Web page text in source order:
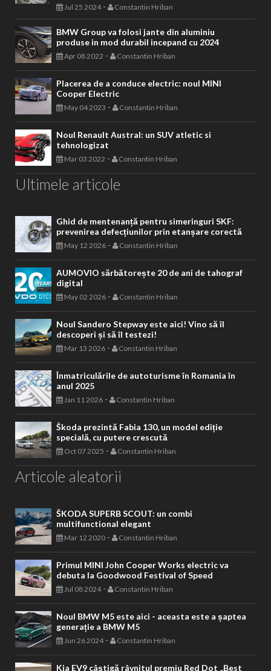
Jul 25 2024- Constantin Hriban
BMW Group va folosi jante din aluminiu
produse in mod durabil incepand cu 2024
Apr 08 2022 - Constantin Hriban
Placerea de a conduce electric: noul MINI
Cooper Electric
May 04 2023 - Constantin Hriban
Noul Renault Austral: un SUV atletic si
tehnologizat
Mar 03 2022 - Constantin Hriban
Ultimele articole
Ghid de mentenanță pentru simeringuri SKF:
prevenirea defecțiunilor prin etanșare corectă
May 12 2026 - Constantin Hriban
AUMOVIO sărbătorește 20 de ani de tahograf
digital
May 02 2026 - Constantin Hriban
Noul Sandero Stepway este aici! Vino să îl
descoperi și să îl testezi!
Mar 13 2026 - Constantin Hriban
Înmatriculările de autoturisme în Romania în
anul 2025
Jan 11 2026 - Constantin Hriban
Škoda prezintă Fabia 130, un model ediție
specială, cu putere crescută
Oct 07 2025 - Constantin Hriban
Articole aleatorii
ŠKODA SUPERB SCOUT: un combi
multifunctional elegant
Mar 12 2020 - Constantin Hriban
Primul MINI John Cooper Works electric va
debuta la Goodwood Festival of Speed
Jul 08 2024- Constantin Hriban
Noul BMW M5 este aici - aceasta este a șaptea
generație a BMW M5
Jun 26 2024- Constantin Hriban
Kia EV9 câștigă râvnitul premiu Red Dot „Best